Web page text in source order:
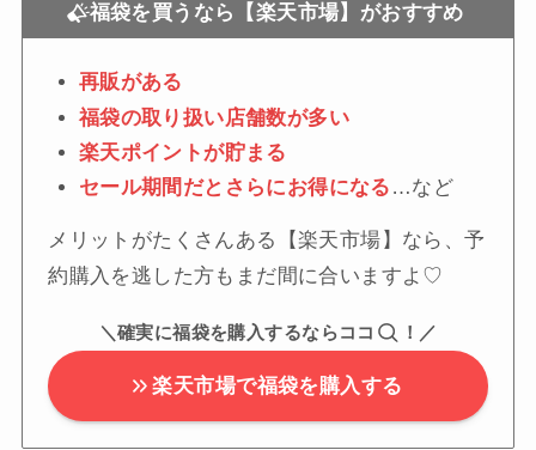
福袋を買うなら【楽天市場】がおすすめ
再販がある
福袋の取り扱い店舗数が多い
楽天ポイントが貯まる
セール期間だとさらにお得になる …など
メリットがたくさんある【楽天市場】なら、予
約購入を逃した方もまだ間に合いますよ♡
＼確実に福袋を購入するならココ ！／
楽天市場で福袋を購入する